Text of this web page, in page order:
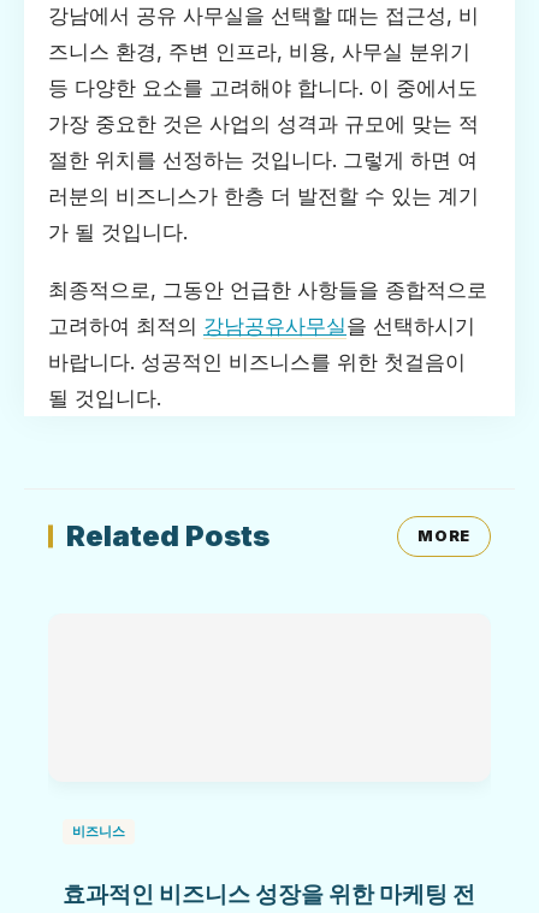
강남에서 공유 사무실을 선택할 때는 접근성, 비
즈니스 환경, 주변 인프라, 비용, 사무실 분위기
등 다양한 요소를 고려해야 합니다. 이 중에서도
가장 중요한 것은 사업의 성격과 규모에 맞는 적
절한 위치를 선정하는 것입니다. 그렇게 하면 여
러분의 비즈니스가 한층 더 발전할 수 있는 계기
가 될 것입니다.
최종적으로, 그동안 언급한 사항들을 종합적으로
고려하여 최적의 강남공유사무실을 선택하시기
바랍니다. 성공적인 비즈니스를 위한 첫걸음이
될 것입니다.
Related Posts MORE
비즈니스
효과적인 비즈니스 성장을 위한 마케팅 전